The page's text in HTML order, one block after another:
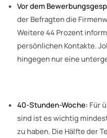
Vor dem
der Befragten die
Weitere 44 Prozent
persönlichen Kontakte.
hingegen nur eine
40-Stunden-Woche: Für
sind ist es wichtig
zu haben. Die Hälfte der